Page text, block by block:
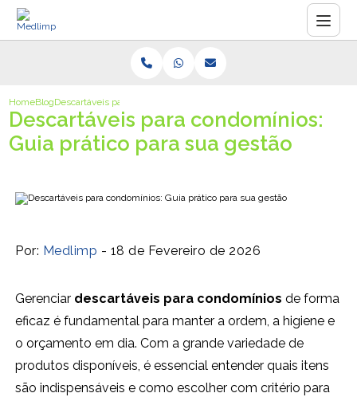
HomeBlogDescartáveis para condomínios: Guia prático para sua gestão
Descartáveis para condomínios:
Guia prático para sua gestão
Por: Medlimp - 18 de Fevereiro de 2026
Gerenciar descartáveis para condomínios de forma
eficaz é fundamental para manter a ordem, a higiene e
o orçamento em dia. Com a grande variedade de
produtos disponíveis, é essencial entender quais itens
são indispensáveis e como escolher com critério para